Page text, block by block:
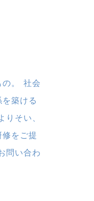
。 社会
築ける
そい、
をご提
問い合わ